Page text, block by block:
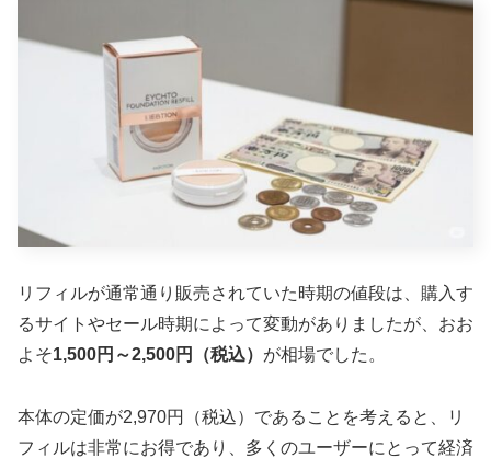
リフィルが通常通り販売されていた時期の値段は、購入す
るサイトやセール時期によって変動がありましたが、おお
よそ1,500円～2,500円（税込） が相場でした。
本体の定価が2,970円（税込）であることを考えると、リ
フィルは非常にお得であり、多くのユーザーにとって経済